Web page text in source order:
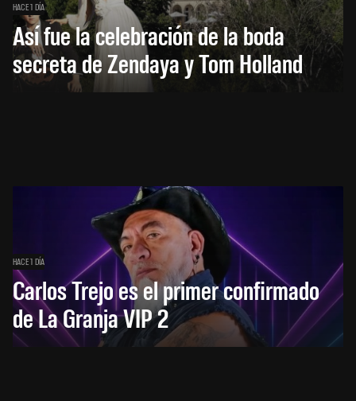
HACE 1 DÍA
Así fue la celebración de la boda
secreta de Zendaya y Tom Holland
HACE 1 DÍA
Carlos Trejo es el primer confirmado
de La Granja VIP 2